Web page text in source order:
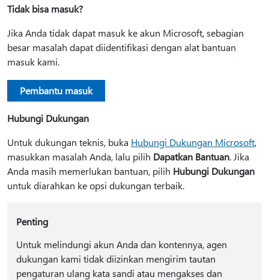
Tidak bisa masuk?
Jika Anda tidak dapat masuk ke akun Microsoft, sebagian
besar masalah dapat diidentifikasi dengan alat bantuan
masuk kami.
Pembantu masuk
Hubungi Dukungan
Untuk dukungan teknis, buka Hubungi Dukungan Microsoft,
masukkan masalah Anda, lalu pilih Dapatkan Bantuan. Jika
Anda masih memerlukan bantuan, pilih Hubungi Dukungan
untuk diarahkan ke opsi dukungan terbaik.
Penting
Untuk melindungi akun Anda dan kontennya, agen
dukungan kami tidak diizinkan mengirim tautan
pengaturan ulang kata sandi atau mengakses dan